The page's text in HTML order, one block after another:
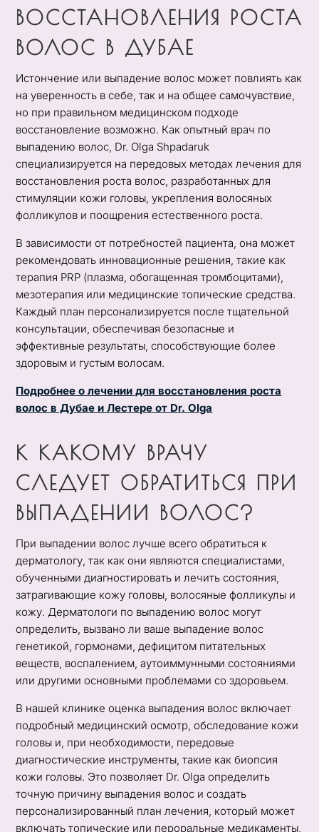
ВОССТАНОВЛЕНИЯ РОСТА
ВОЛОС В ДУБАЕ
Истончение или выпадение волос может повлиять как
на уверенность в себе, так и на общее самочувствие,
но при правильном медицинском подходе
восстановление возможно. Как опытный врач по
выпадению волос, Dr. Olga Shpadaruk
специализируется на передовых методах лечения для
восстановления роста волос, разработанных для
стимуляции кожи головы, укрепления волосяных
фолликулов и поощрения естественного роста.
В зависимости от потребностей пациента, она может
рекомендовать инновационные решения, такие как
терапия PRP (плазма, обогащенная тромбоцитами),
мезотерапия или медицинские топические средства.
Каждый план персонализируется после тщательной
консультации, обеспечивая безопасные и
эффективные результаты, способствующие более
здоровым и густым волосам.
Подробнее о лечении для восстановления роста
волос в Дубае и Лестере от Dr. Olga
К КАКОМУ ВРАЧУ
СЛЕДУЕТ ОБРАТИТЬСЯ ПРИ
ВЫПАДЕНИИ ВОЛОС?
При выпадении волос лучше всего обратиться к
дерматологу, так как они являются специалистами,
обученными диагностировать и лечить состояния,
затрагивающие кожу головы, волосяные фолликулы и
кожу. Дерматологи по выпадению волос могут
определить, вызвано ли ваше выпадение волос
генетикой, гормонами, дефицитом питательных
веществ, воспалением, аутоиммунными состояниями
или другими основными проблемами со здоровьем.
В нашей клинике оценка выпадения волос включает
подробный медицинский осмотр, обследование кожи
головы и, при необходимости, передовые
диагностические инструменты, такие как биопсия
кожи головы. Это позволяет Dr. Olga определить
точную причину выпадения волос и создать
персонализированный план лечения, который может
включать топические или пероральные медикаменты,